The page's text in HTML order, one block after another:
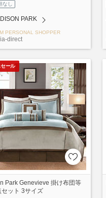
なし
PARK
PERSONAL SHOPPER
direct
ール
Park Genevieve 掛け布団等
セット 3サイズ